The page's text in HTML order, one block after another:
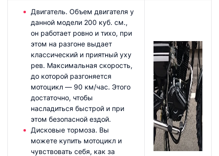
Двигатель. Объем двигателя у
данной модели 200 куб. см.,
он работает ровно и тихо, при
этом на разгоне выдает
классический и приятный уху
рев. Максимальная скорость,
до которой разгоняется
мотоцикл — 90 км/час. Этого
достаточно, чтобы
насладиться быстрой и при
этом безопасной ездой.
Дисковые тормоза. Вы
можете купить мотоцикл и
чувствовать себя, как за